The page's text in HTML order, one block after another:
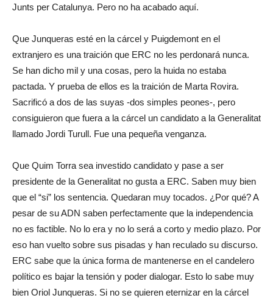
Junts per Catalunya. Pero no ha acabado aquí.
Que Junqueras esté en la cárcel y Puigdemont en el
extranjero es una traición que ERC no les perdonará nunca.
Se han dicho mil y una cosas, pero la huida no estaba
pactada. Y prueba de ellos es la traición de Marta Rovira.
Sacrificó a dos de las suyas -dos simples peones-, pero
consiguieron que fuera a la cárcel un candidato a la Generalitat
llamado Jordi Turull. Fue una pequeña venganza.
Que Quim Torra sea investido candidato y pase a ser
presidente de la Generalitat no gusta a ERC. Saben muy bien
que el “si” los sentencia. Quedaran muy tocados. ¿Por qué? A
pesar de su ADN saben perfectamente que la independencia
no es factible. No lo era y no lo será a corto y medio plazo. Por
eso han vuelto sobre sus pisadas y han reculado su discurso.
ERC sabe que la única forma de mantenerse en el candelero
político es bajar la tensión y poder dialogar. Esto lo sabe muy
bien Oriol Junqueras. Si no se quieren eternizar en la cárcel